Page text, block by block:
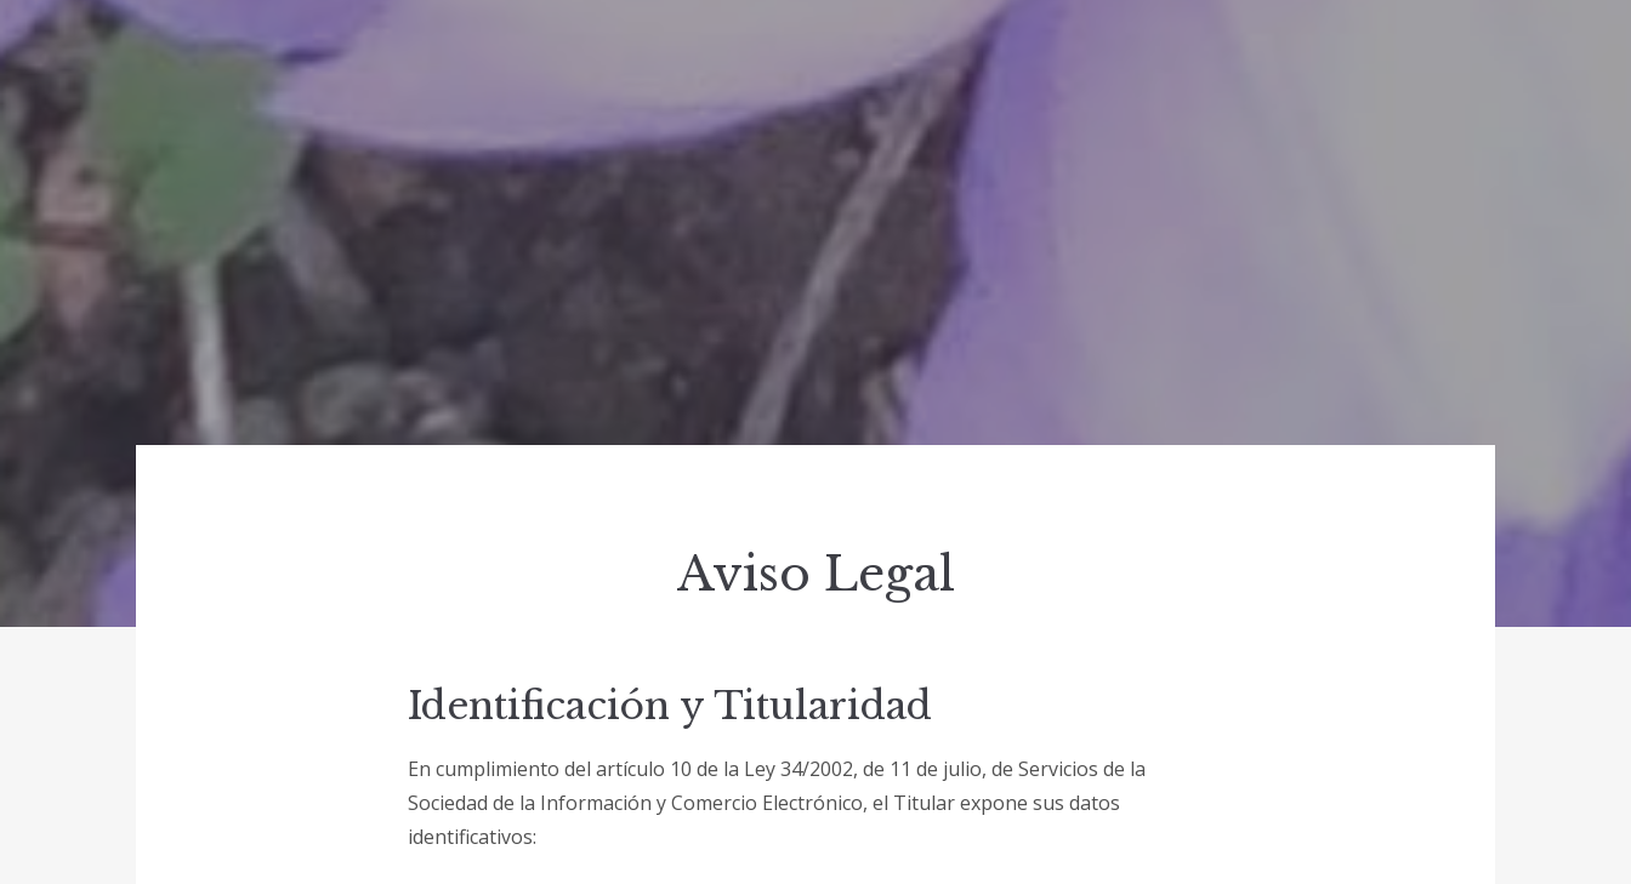
Aviso Legal
Identificación y Titularidad
En cumplimiento del artículo 10 de la Ley 34/2002, de 11 de julio, de Servicios de la
Sociedad de la Información y Comercio Electrónico, el Titular expone sus datos
identificativos: